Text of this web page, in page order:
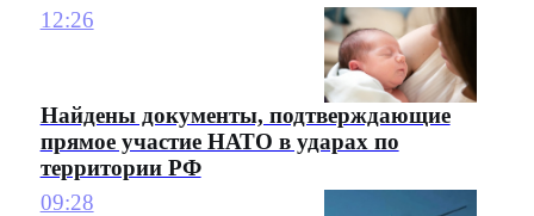
12:26
Найдены документы, подтверждающие
прямое участие НАТО в ударах по
территории РФ
09:28